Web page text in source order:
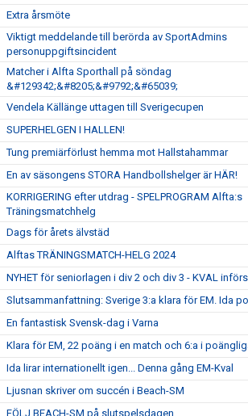
Extra årsmöte
Viktigt meddelande till berörda av SportAdmins
personuppgiftsincident
Matcher i Alfta Sporthall på söndag
&#129342;&#8205;&#9792;&#65039;
Vendela Källänge uttagen till Sverigecupen
SUPERHELGEN I HALLEN!
Tung premiärförlust hemma mot Hallstahammar
En av säsongens STORA Handbollshelger är HÄR!
KORRIGERING efter utdrag - SPELPROGRAM Alfta:s
Träningsmatchhelg
Dags för årets älvstäd
Alftas TRÄNINGSMATCH-HELG 2024
NYHET för seniorlagen i div 2 och div 3 - KVAL
Slutsammanfattning: Sverige 3:a klara för EM. Ida
En fantastisk Svensk-dag i Varna
Klara för EM, 22 poäng i en match och 6:a i
Ida lirar internationellt igen... Denna gång EM-Kval
Ljusnan skriver om succén i Beach-SM
FÖLJ BEACH-SM på slutspelsdagen